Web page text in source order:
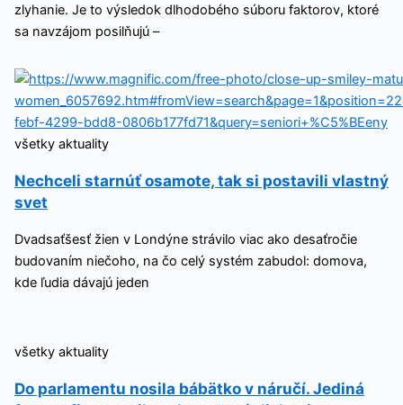
zlyhanie. Je to výsledok dlhodobého súboru faktorov, ktoré
sa navzájom posilňujú –
všetky aktuality
Nechceli starnúť osamote, tak si postavili vlastný
svet
Dvadsaťšesť žien v Londýne strávilo viac ako desaťročie
budovaním niečoho, na čo celý systém zabudol: domova,
kde ľudia dávajú jeden
všetky aktuality
Do parlamentu nosila bábätko v náručí. Jediná